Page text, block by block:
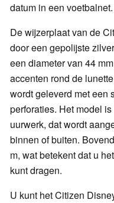
datum in een voetbalnet.
De wijzerplaat van de
door een gepolijste
een diameter van 44
accenten rond de
wordt geleverd met een
perforaties. Het model
uurwerk, dat wordt
binnen of buiten.
m, wat betekent dat u
kunt dragen.
U kunt het Citizen